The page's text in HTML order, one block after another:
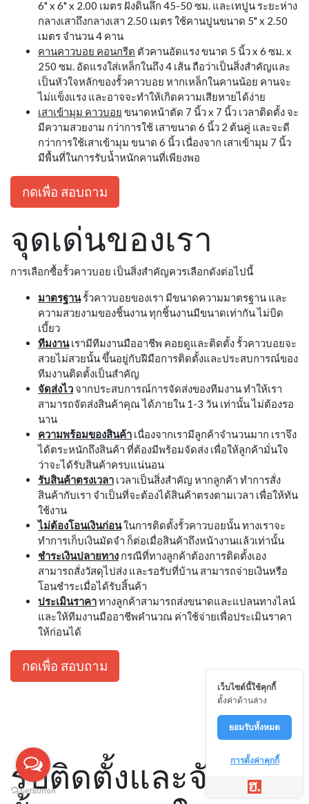
6" x 6" x 2.00 เมตร ฝังดินลึก 45-50 ซม. และเทปูน ระยะห่าง
กลางเสาถึงกลางเสา 2.50 เมตร ใช้คานปูนขนาด 5" x 2.50
เมตร จำนวน 4 คาน
คานคาวบอย คอนกรีต ตัวคานอัดแรง ขนาด 5 นิ้ว x 6 ซม. x
250 ซม. อัดแรงใส่เหล็กในถึง 4 เส้น ถือว่าเป็นสิ่งสำคัญและ
เป็นหัวใจหลักของรั้วคาวบอย หากเหล็กในคานน้อย คานจะ
ไม่แข็งแรง และอาจจะทำให้เกิดความเสียหายได้ง่าย
เสาเข้ามุม คาวบอย ขนาดหน้าตัด 7 นิ้ว x 7 นิ้ว เวลาติดตั้ง จะ
มีความสวยงาม กว่าการใช้ เสาขนาด 6 นิ้ว 2 ต้นคู่ และจะดี
กว่าการใช้เสาเข้ามุม ขนาด 6 นิ้ว เนื่องจาก เสาเข้ามุม 7 นิ้ว
มีพื้นที่ในการรับน้ำหนักคานที่เพียงพอ
กดเพื่อ สอบถาม
จุดเด่นของเรา
การเลือกซื้อรั้วคาวบอย เป็นสิ่งสำคัญควรเลือกดังต่อไปนี้
มาตรฐานรั้วคาวบอยของเรา มีขนาดความมาตรฐาน และ
ความสวยงามของชิ้นงาน ทุกชิ้นงานมีขนาดเท่ากัน ไม่บิด
เบี้ยว
ทีมงานเรามีทีมงานมืออาชีพ คอยดูและติดตั้ง รั้วคาวบอยจะ
สวยไม่สวยนั้น ขึ้นอยู่กับฝีมือการติดตั้งและประสบการณ์ของ
ทีมงานติดตั้งเป็นสำคัญ
จัดส่งไว จากประสบการณ์การจัดส่งของทีมงาน ทำให้เรา
สามารถจัดส่งสินค้าคุณ ได้ภายใน 1-3 วัน เท่านั้น ไม่ต้องรอ
นาน
ความพร้อมของสินค้า เนื่องจากเรามีลูกค้าจำนวนมาก เราจึง
ได้ตระหนักถึงสินค้า ที่ต้องมีพร้อมจัดส่ง เพื่อให้ลูกค้ามั่นใจ
ว่าจะได้รับสินค้าครบแน่นอน
รับสินค้าตรงเวลา เวลาเป็นสิ่งสำคัญ หากลูกค้า ทำการสั่ง
สินค้ากับเรา จำเป็นที่จะต้องได้สินค้าตรงตามเวลา เพื่อให้ทัน
ใช้งาน
ไม่ต้องโอนเงินก่อนในการติดตั้งรั้วคาวบอยนั้น ทางเราจะ
ทำการเก็บเงินมัดจำ ก็ต่อเมื่อสินค้าถึงหน้างานแล้วเท่านั้น
ชำระเงินปลายทาง กรณีที่ทางลูกค้าต้องการติดตั้งเอง
สามารถสั่งวัสดุไปส่ง และรอรับที่บ้าน สามารถจ่ายเงินหรือ
โอนชำระเมื่อได้รับสิ้นค้า
ประเมินราคาทางลูกค้าสามารถส่งขนาดและแปลนทางไลน์
และให้ทีมงานมืออาชีพคำนวณ ค่าใช้จ่ายเพื่อประเมินราคา
ให้ก่อนได้
กดเพื่อ สอบถาม
รับติดตั้งและจัดส่ง
เว็บไซต์นี้ใช้คุกกี้
ตั้งค่าด้านล่าง
ยอมรับทั้งหมด
การตั้งค่าคุกกี้